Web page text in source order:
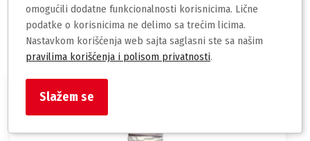
Slični proizvodi
omogućili dodatne funkcionalnosti korisnicima. Lične
podatke o korisnicima ne delimo sa trećim licima.
Nastavkom korišćenja web sajta saglasni ste sa našim
pravilima korišćenja i polisom privatnosti.
Slažem se